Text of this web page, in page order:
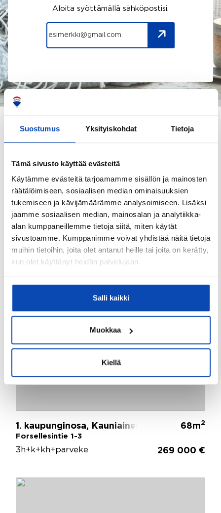
Suostumus Yksityiskohdat Tietoja
Tämä sivusto käyttää evästeitä
Käytämme evästeitä tarjoamamme sisällön ja mainosten
räätälöimiseen, sosiaalisen median ominaisuuksien
tukemiseen ja kävijämäärämme analysoimiseen. Lisäksi
jaamme sosiaalisen median, mainosalan ja analytiikka-
alan kumppaneillemme tietoja siitä, miten käytät
sivustoamme. Kumppanimme voivat yhdistää näitä tietoja
muihin tietoihin, joita olet antanut heille tai joita on kerätty,
kun olet käyttänyt heidän palvelujaan.
Salli kaikki
Muokkaa
Kiellä
Aloita syöttämällä sähköpostisi.
TÄLLÄ HETKELLÄ
Välityksessä olevat kohteeni
1. kaupunginosa, Kauniainen
Forsellesintie 1-3
68m2
3h+k+kh+parveke 269 000 €